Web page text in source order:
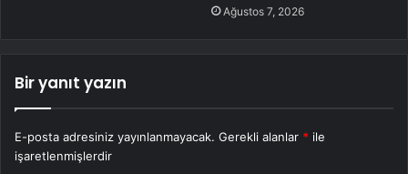
Ağustos 7, 2026
Bir yanıt yazın
E-posta adresiniz yayınlanmayacak. Gerekli alanlar * ile
işaretlenmişlerdir